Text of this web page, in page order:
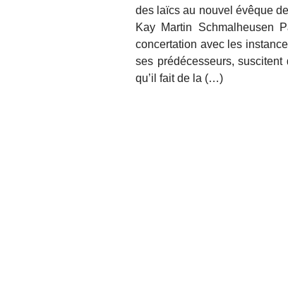
des laïcs au nouvel évêque
Kay Martin Schmalheusen
concertation avec les
ses prédécesseurs,
qu’il fait de la (…)